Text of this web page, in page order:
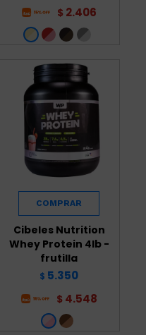
$ 2.406
Cibeles Nutrition
Whey Protein 4lb -
frutilla
$ 5.350
$ 4.548